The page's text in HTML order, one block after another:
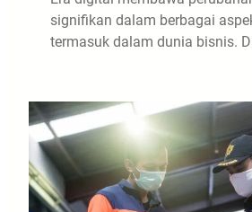
signifikan dalam berbagai
termasuk dalam dunia bisnis.